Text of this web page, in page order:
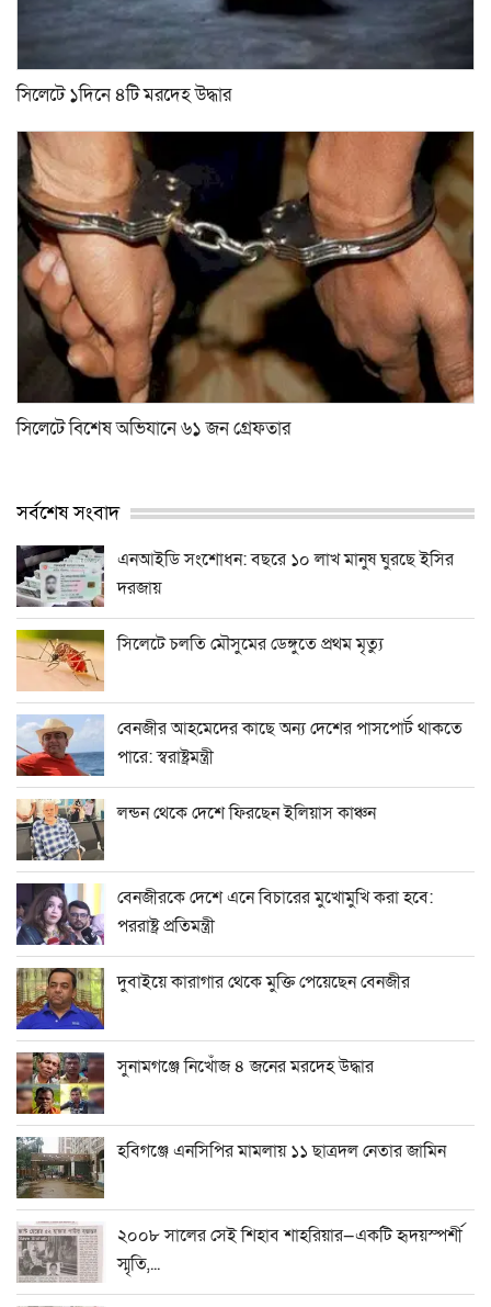
সিলেটে ১দিনে ৪টি মরদেহ উদ্ধার
সিলেটে বিশেষ অভিযানে ৬১ জন গ্রেফতার
সর্বশেষ সংবাদ
এনআইডি সংশোধন: বছরে ১০ লাখ মানুষ ঘুরছে ইসির
দরজায়
সিলেটে চলতি মৌসুমের ডেঙ্গুতে প্রথম মৃত্যু
বেনজীর আহমেদের কাছে অন্য দেশের পাসপোর্ট থাকতে
পারে: স্বরাষ্ট্রমন্ত্রী
লন্ডন থেকে দেশে ফিরছেন ইলিয়াস কাঞ্চন
বেনজীরকে দেশে এনে বিচারের মুখোমুখি করা হবে:
পররাষ্ট্র প্রতিমন্ত্রী
দুবাইয়ে কারাগার থেকে মুক্তি পেয়েছেন বেনজীর
সুনামগঞ্জে নিখোঁজ ৪ জনের মরদেহ উদ্ধার
হবিগঞ্জে এনসিপির মামলায় ১১ ছাত্রদল নেতার জামিন
২০০৮ সালের সেই শিহাব শাহরিয়ার—একটি হৃদয়স্পর্শী
স্মৃতি,...